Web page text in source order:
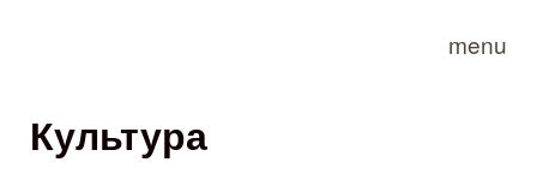
menu
Культура